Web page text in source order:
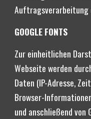
Auftragsverarbeitung
GOOGLE FONTS
Zur einheitlichen
Webseite werden
Daten (IP-Adresse,
Browser-
und anschließend